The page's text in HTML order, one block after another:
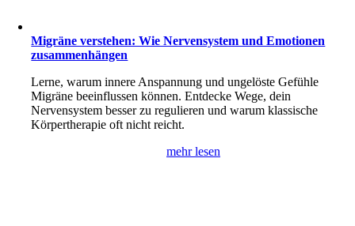
Migräne verstehen: Wie Nervensystem und Emotionen
zusammenhängen
Lerne, warum innere Anspannung und ungelöste Gefühle
Migräne beeinflussen können. Entdecke Wege, dein
Nervensystem besser zu regulieren und warum klassische
Körpertherapie oft nicht reicht.
mehr lesen